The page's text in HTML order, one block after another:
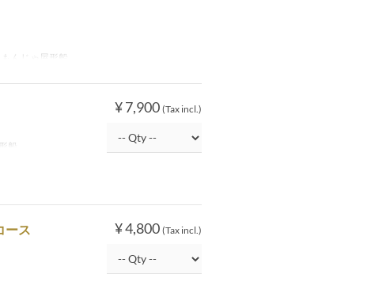
もんじゃ屋形船
¥ 7,900 (Tax incl.)
船
¥ 4,800 (Tax incl.)
ス